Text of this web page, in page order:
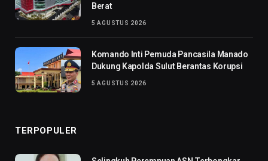
Berat
5 AGUSTUS 2026
Komando Inti Pemuda Pancasila Manado
Dukung Kapolda Sulut Berantas Korupsi
5 AGUSTUS 2026
TERPOPULER